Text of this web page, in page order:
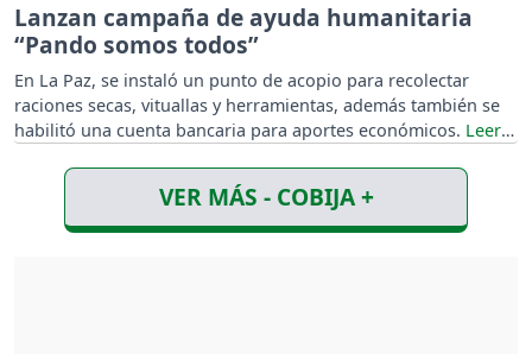
Lanzan campaña de ayuda humanitaria
“Pando somos todos”
En La Paz, se instaló un punto de acopio para recolectar
raciones secas, vituallas y herramientas, además también se
habilitó una cuenta bancaria para aportes económicos.
VER MÁS - COBIJA +